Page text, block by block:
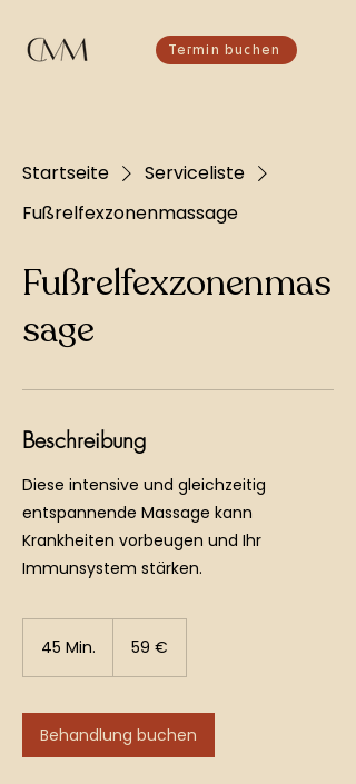
Termin buchen
Startseite
Serviceliste
Fußrelfexzonenmassage
Fußrelfexzonenmas
sage
Beschreibung
Diese intensive und gleichzeitig
entspannende Massage kann
Krankheiten vorbeugen und Ihr
Immunsystem stärken.
45 Min.
i
n
.
59 €
Behandlung buchen